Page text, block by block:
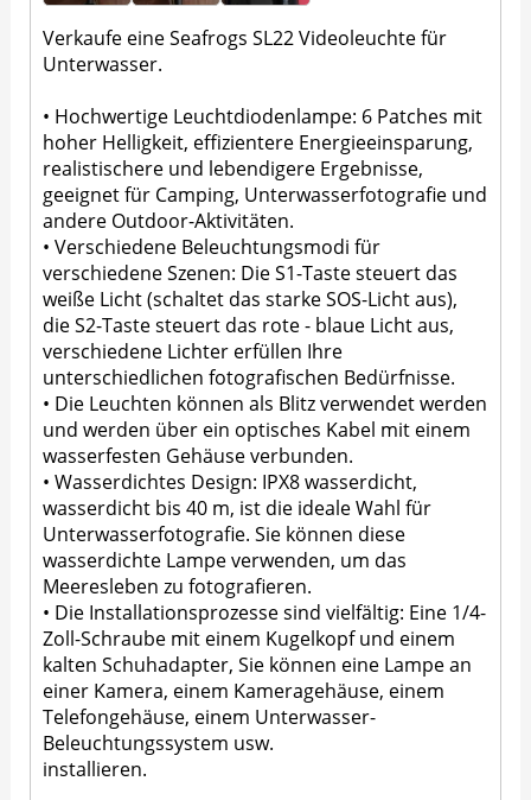
Verkaufe eine Seafrogs SL22 Videoleuchte für
Unterwasser.
• Hochwertige Leuchtdiodenlampe: 6 Patches mit
hoher Helligkeit, effizientere Energieeinsparung,
realistischere und lebendigere Ergebnisse,
geeignet für Camping, Unterwasserfotografie und
andere Outdoor-Aktivitäten.
• Verschiedene Beleuchtungsmodi für
verschiedene Szenen: Die S1-Taste steuert das
weiße Licht (schaltet das starke SOS-Licht aus),
die S2-Taste steuert das rote - blaue Licht aus,
verschiedene Lichter erfüllen Ihre
unterschiedlichen fotografischen Bedürfnisse.
• Die Leuchten können als Blitz verwendet werden
und werden über ein optisches Kabel mit einem
wasserfesten Gehäuse verbunden.
• Wasserdichtes Design: IPX8 wasserdicht,
wasserdicht bis 40 m, ist die ideale Wahl für
Unterwasserfotografie. Sie können diese
wasserdichte Lampe verwenden, um das
Meeresleben zu fotografieren.
• Die Installationsprozesse sind vielfältig: Eine 1/4-
Zoll-Schraube mit einem Kugelkopf und einem
kalten Schuhadapter, Sie können eine Lampe an
einer Kamera, einem Kameragehäuse, einem
Telefongehäuse, einem Unterwasser-
Beleuchtungssystem usw.
installieren.